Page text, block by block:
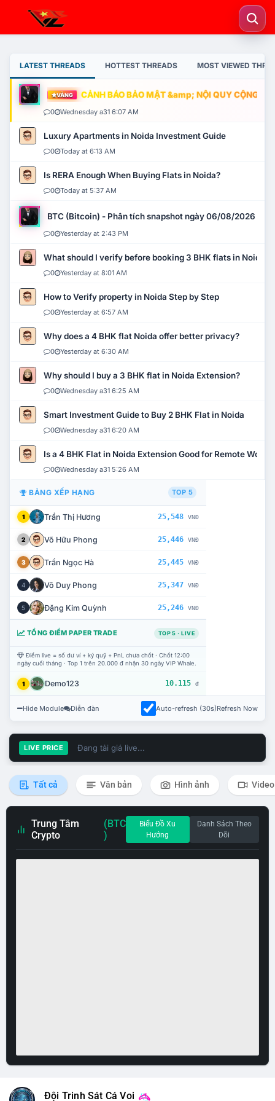
LATEST THREADS HOTTEST THREADS MOST VIEWED
VÀNG CẢNH BÁO BẢO MẬT &amp; NỘI QUY CỘNG
0 Wednesday a31 6:07 AM
Luxury Apartments in Noida Investment Guide
0 Today at 6:13 AM
Is RERA Enough When Buying Flats in Noida?
0 Today at 5:37 AM
BTC (Bitcoin) - Phân tích snapshot ngày 06/08/2026
0 Yesterday at 2:43 PM
What should I verify before booking 3 BHK flats in Noida?
0 Yesterday at 8:01 AM
How to Verify property in Noida Step by Step
0 Yesterday at 6:57 AM
Why does a 4 BHK flat Noida offer better privacy?
0 Yesterday at 6:30 AM
Why should I buy a 3 BHK flat in Noida Extension?
0 Wednesday a31 6:25 AM
Smart Investment Guide to Buy 2 BHK Flat in Noida
0 Wednesday a31 6:20 AM
Is a 4 BHK Flat in Noida Extension Good for Remote Work?
0 Wednesday a31 5:26 AM
BẢNG XẾP HẠNG TOP 5
1 Trần Thị Hương 25,548 VNĐ
2 Võ Hữu Phong 25,446 VNĐ
3 Trần Ngọc Hà 25,445 VNĐ
4 Võ Duy Phong 25,347 VNĐ
5 Đặng Kim Quỳnh 25,246 VNĐ
TỔNG ĐIỂM PAPER TRADE TOP 5 · LIVE
Điểm live = số dư ví + ký quỹ + PnL chưa chốt · Chốt 12:00
ngày cuối tháng · Top 1 trên 20.000 đ nhận 30 ngày VIP Whale.
1 Demo123 10.115 đ
Hide Module Diễn đàn Auto-refresh (30s)Refresh Now
LIVE PRICE Đang tải giá live...
Tất cả Văn bản Hình ảnh Video
Trung Tâm
Crypto
(BTC
)
Biểu Đồ Xu
Hướng
Danh Sách Theo
Dõi
Đội Trinh Sát Cá Voi